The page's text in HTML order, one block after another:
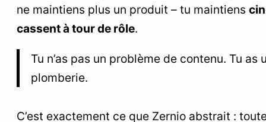
ne maintiens plus un produit – tu maintiens
cassent à tour de rôle.
Tu n’as pas un problème de contenu. Tu as
plomberie.
C’est exactement ce que Zernio abstrait :